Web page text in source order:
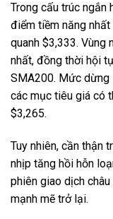
Trong cấu trúc ngắn
điểm tiềm năng
quanh $3,333. Vùng
nhất, đồng thời hội
SMA200. Mức dừng
các mục tiêu giá có
$3,265.
Tuy nhiên, cần thận
nhịp tăng hồi hỗn
phiên giao dịch
mạnh mẽ trở lại.